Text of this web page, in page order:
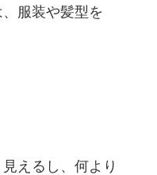
服装や髪型を
えるし、何より